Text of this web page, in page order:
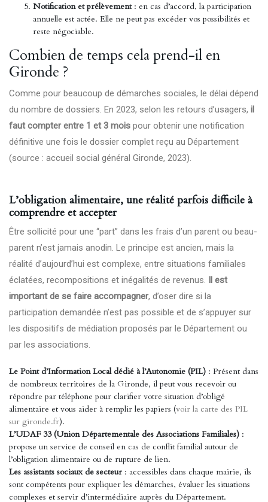
Notification et prélèvement: en cas d’accord, la participation
annuelle est actée. Elle ne peut pas excéder vos possibilités et
reste négociable.
Combien de temps cela prend-il en
Gironde ?
Comme pour beaucoup de démarches sociales, le délai dépend
du nombre de dossiers. En 2023, selon les retours d’usagers, il
faut compter entre 1 et 3 mois pour obtenir une notification
définitive une fois le dossier complet reçu au Département
(source : accueil social général Gironde, 2023).
L’obligation alimentaire, une réalité parfois difficile à
comprendre et accepter
Être sollicité pour une “part” dans les frais d’un parent ou beau-
parent n’est jamais anodin. Le principe est ancien, mais la
réalité d’aujourd’hui est complexe, entre situations familiales
éclatées, recompositions et inégalités de revenus. Il est
important de se faire accompagner, d’oser dire si la
participation demandée n’est pas possible et de s’appuyer sur
les dispositifs de médiation proposés par le Département ou
par les associations.
Le Point d’Information Local dédié à l’Autonomie (PIL) : Présent dans
de nombreux territoires de la Gironde, il peut vous recevoir ou
répondre par téléphone pour clarifier votre situation d’obligé
alimentaire et vous aider à remplir les papiers (voir la carte des PIL
sur gironde.fr).
L’UDAF 33 (Union Départementale des Associations Familiales) :
propose un service de conseil en cas de conflit familial autour de
l’obligation alimentaire ou de rupture de lien.
Les assistants sociaux de secteur : accessibles dans chaque mairie, ils
sont compétents pour expliquer les démarches, évaluer les situations
complexes et servir d’intermédiaire auprès du Département.